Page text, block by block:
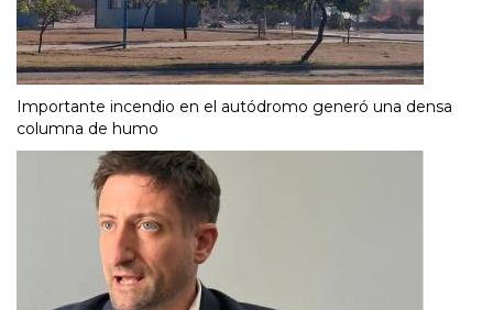
Importante incendio en el autódromo generó una densa
columna de humo